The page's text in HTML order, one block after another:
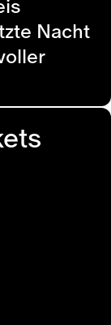
Nacht